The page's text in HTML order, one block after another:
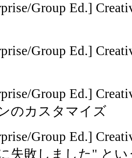
Group Ed.]
Group Ed.]
Group Ed.]
のカスタマイズ
Group Ed.]
失敗しました" と